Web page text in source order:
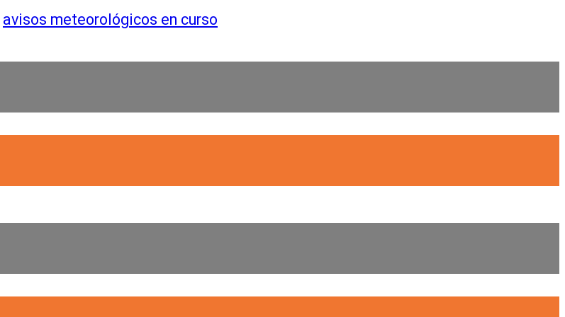
avisos meteorológicos en curso